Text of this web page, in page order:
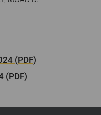
(PDF)
(PDF)